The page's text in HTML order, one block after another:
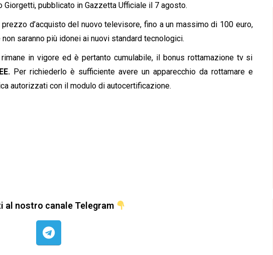
pubblicato in Gazzetta Ufficiale il 7 agosto.
d’acquisto del nuovo televisore, fino a un massimo di 100 euro,
saranno più idonei ai nuovi standard tecnologici.
in vigore ed è pertanto cumulabile, il bonus rottamazione tv si
Per richiederlo è sufficiente avere un apparecchio da rottamare e
autorizzati con il modulo di autocertificazione.
al nostro canale Telegram